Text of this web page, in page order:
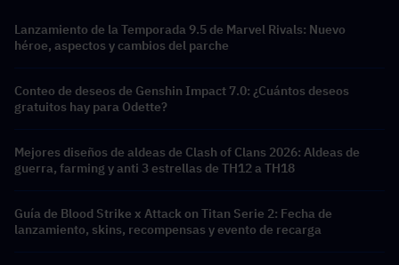
Lanzamiento de la Temporada 9.5 de Marvel Rivals: Nuevo
héroe, aspectos y cambios del parche
Conteo de deseos de Genshin Impact 7.0: ¿Cuántos deseos
gratuitos hay para Odette?
Mejores diseños de aldeas de Clash of Clans 2026: Aldeas de
guerra, farming y anti 3 estrellas de TH12 a TH18
Guía de Blood Strike x Attack on Titan Serie 2: Fecha de
lanzamiento, skins, recompensas y evento de recarga